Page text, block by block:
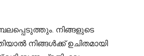
നിങ്ങളുടെ
നിങ്ങൾക്ക് ഉചിതമായി